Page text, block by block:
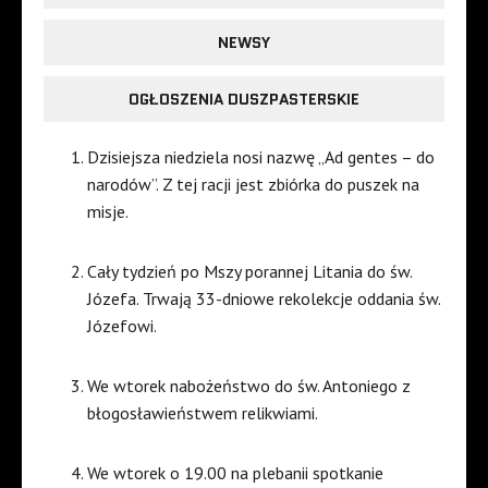
NEWSY
OGŁOSZENIA DUSZPASTERSKIE
Dzisiejsza niedziela nosi nazwę „Ad gentes – do
narodów”. Z tej racji jest zbiórka do puszek na
misje.
Cały tydzień po Mszy porannej Litania do św.
Józefa. Trwają 33-dniowe rekolekcje oddania św.
Józefowi.
We wtorek nabożeństwo do św. Antoniego z
błogosławieństwem relikwiami.
We wtorek o 19.00 na plebanii spotkanie